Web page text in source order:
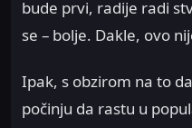
bude prvi, radije radi
se – bolje. Dakle, ovo
Ipak, s obzirom na to
počinju da rastu u